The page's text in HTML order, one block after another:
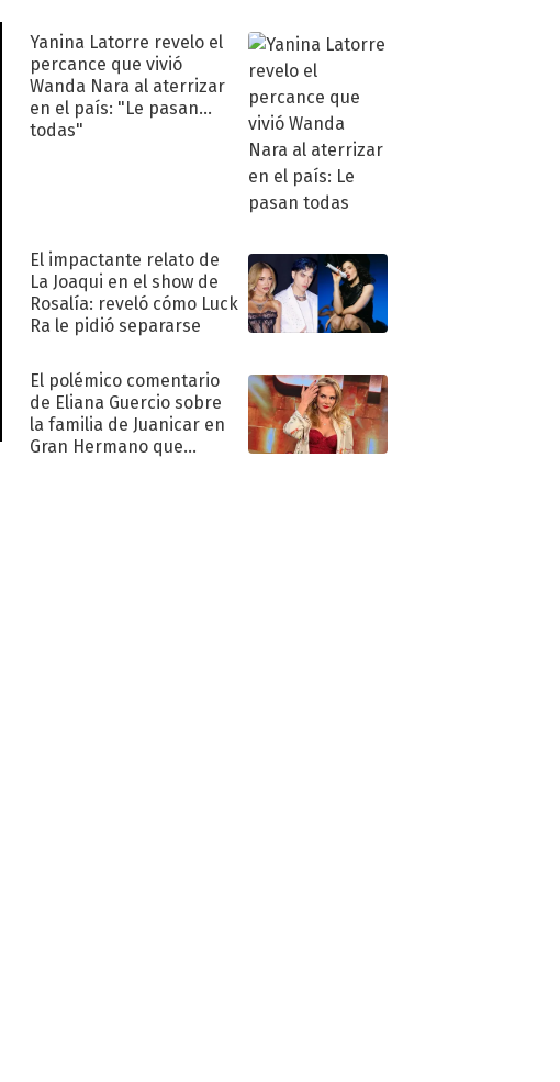
Yanina Latorre revelo el
percance que vivió
Wanda Nara al aterrizar
en el país: "Le pasan
todas"
El impactante relato de
La Joaqui en el show de
Rosalía: reveló cómo Luck
Ra le pidió separarse
El polémico comentario
de Eliana Guercio sobre
la familia de Juanicar en
Gran Hermano que